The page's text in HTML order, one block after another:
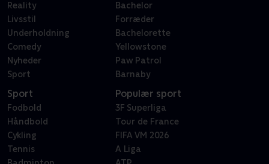
Reality
Livsstil
Underholdning
Comedy
Nyheder
Sport
Bachelor
Forræder
Bachelorette
Yellowstone
Paw Patrol
Barnaby
Sport
Fodbold
Håndbold
Cykling
Tennis
Populær sport
3F Superliga
Tour de France
FIFA VM 2026
A Liga